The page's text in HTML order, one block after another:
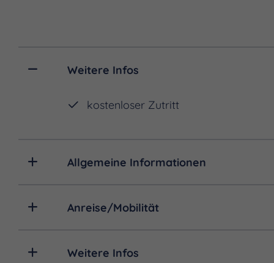
Die stillen, wenn man
tausend Tänzerinnen und
Der Naturbau des
an den ältesten
der Suche nach einer
Bauen von hybriden
www.sanftestrukturen.de/
Weitere Infos
kostenloser Zutritt
Allgemeine Informationen
Anreise/Mobilität
Weitere Infos